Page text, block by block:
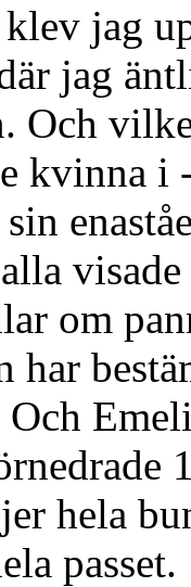
jag
jag
Och
kvinna
om
har
Och
hela
passet.